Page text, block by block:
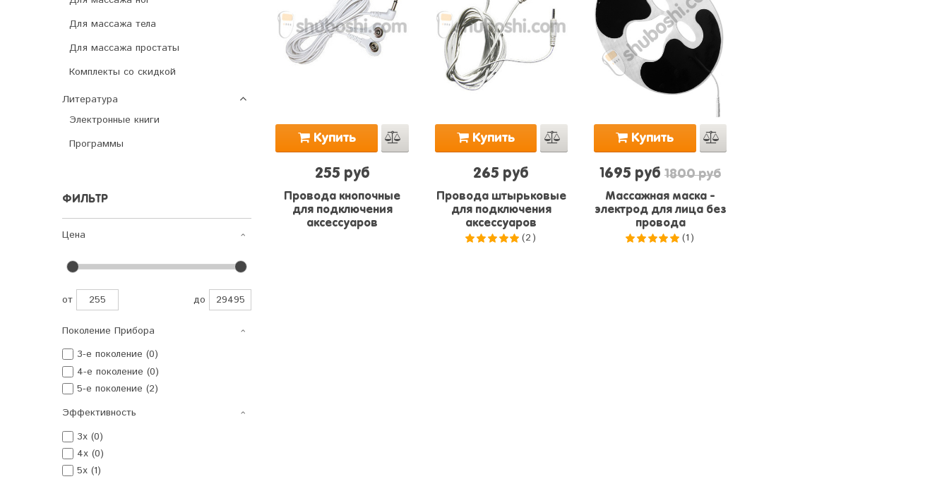
Для массажа тела
Для массажа простаты
Комплекты со скидкой
Литература
Электронные книги
Программы
ФИЛЬТР
Цена
от до
Поколение Прибора
3-е поколение (0)
4-е поколение (0)
5-е поколение (2)
Эффективность
3x (0)
4x (0)
5x (1)
Купить
255 руб
Провода кнопочные
для подключения
аксессуаров
Купить
265 руб
Провода штырьковые
для подключения
аксессуаров
(2)
Купить
1695 руб 1800 руб
Массажная маска -
электрод для лица без
провода
(1)